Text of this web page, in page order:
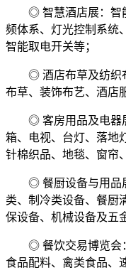
◎ 智慧酒店展：智能
频体系、灯光控制系统
智能取电开关等；
◎ 酒店布草及纺织布
布草、装饰布艺、酒店
◎ 客房用品及电器展
箱、电视、台灯、落地
针棉织品、地毯、窗帘
◎ 餐厨设备与用品展
类、制冷类设备、餐厨
保设备、机械设备及五
◎ 餐饮交易博览会：
食品配料、禽类食品、